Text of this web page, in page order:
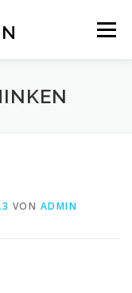
Menü
VON ADMIN